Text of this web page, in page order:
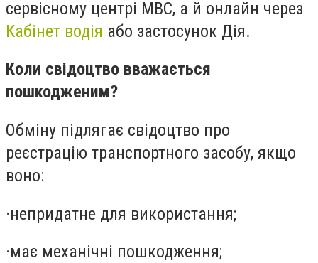
сервісному центрі МВС, а й онлайн через
Кабінет водія або застосунок Дія.
Коли свідоцтво вважається
пошкодженим?
Обміну підлягає свідоцтво про
реєстрацію транспортного засобу, якщо
воно:
·непридатне для використання;
·має механічні пошкодження;